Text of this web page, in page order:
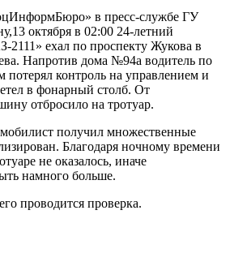
в пресс-службе ГУ
октября в 02:00 24-летний
2111» ехал по проспекту Жукова в
Напротив дома №94а водитель по
контроль на управлением и
в фонарный столб. От
отбросило на тротуар.
получил множественные
Благодаря ночному времени
не оказалось, иначе
намного больше.
проводится проверка.